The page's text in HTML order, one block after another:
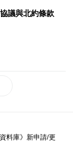
議與北約條款
資料庫》新申請/更